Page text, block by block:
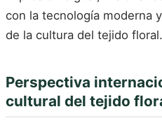
con la tecnología moderna
de la cultura del tejido floral.
Perspectiva
cultural del tejido